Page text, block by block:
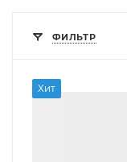
ФИЛЬТР
Хит